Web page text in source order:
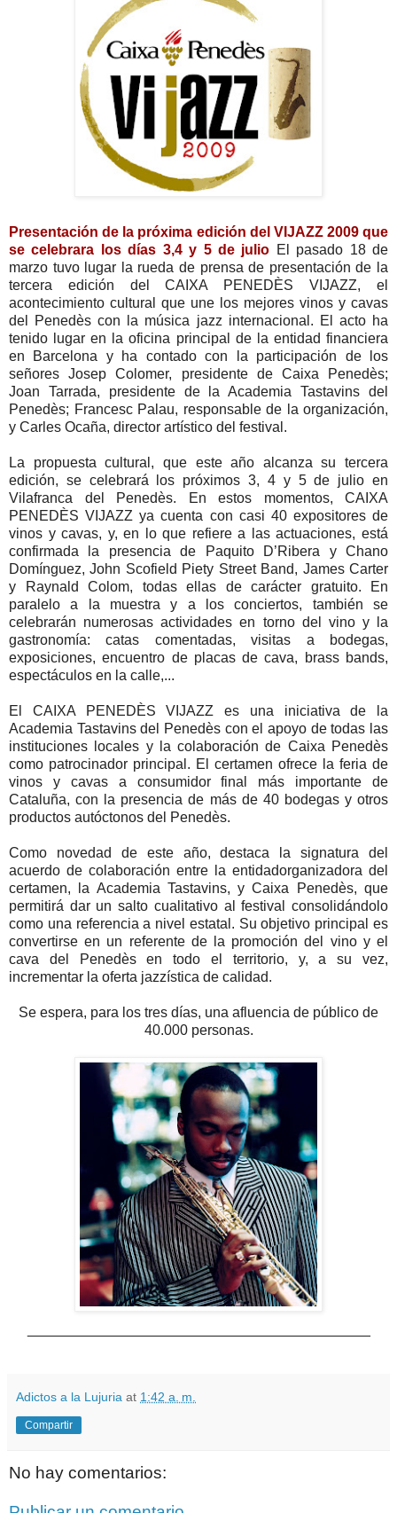
Presentación de la próxima edición del VIJAZZ 2009 que
se celebrara los días 3,4 y 5 de julio El pasado 18 de
marzo tuvo lugar la rueda de prensa de presentación de la
tercera edición del CAIXA PENEDÈS VIJAZZ, el
acontecimiento cultural que une los mejores vinos y cavas
del Penedès con la música jazz internacional. El acto ha
tenido lugar en la oficina principal de la entidad financiera
en Barcelona y ha contado con la participación de los
señores Josep Colomer, presidente de Caixa Penedès;
Joan Tarrada, presidente de la Academia Tastavins del
Penedès; Francesc Palau, responsable de la organización,
y Carles Ocaña, director artístico del festival.
La propuesta cultural, que este año alcanza su tercera
edición, se celebrará los próximos 3, 4 y 5 de julio en
Vilafranca del Penedès. En estos momentos, CAIXA
PENEDÈS VIJAZZ ya cuenta con casi 40 expositores de
vinos y cavas, y, en lo que refiere a las actuaciones, está
confirmada la presencia de Paquito D’Ribera y Chano
Domínguez, John Scofield Piety Street Band, James Carter
y Raynald Colom, todas ellas de carácter gratuito. En
paralelo a la muestra y a los conciertos, también se
celebrarán numerosas actividades en torno del vino y la
gastronomía: catas comentadas, visitas a bodegas,
exposiciones, encuentro de placas de cava, brass bands,
espectáculos en la calle,...
El CAIXA PENEDÈS VIJAZZ es una iniciativa de la
Academia Tastavins del Penedès con el apoyo de todas las
instituciones locales y la colaboración de Caixa Penedès
como patrocinador principal. El certamen ofrece la feria de
vinos y cavas a consumidor final más importante de
Cataluña, con la presencia de más de 40 bodegas y otros
productos autóctonos del Penedès.
Como novedad de este año, destaca la signatura del
acuerdo de colaboración entre la entidadorganizadora del
certamen, la Academia Tastavins, y Caixa Penedès, que
permitirá dar un salto cualitativo al festival consolidándolo
como una referencia a nivel estatal. Su objetivo principal es
convertirse en un referente de la promoción del vino y el
cava del Penedès en todo el territorio, y, a su vez,
incrementar la oferta jazzística de calidad.
Se espera, para los tres días, una afluencia de público de
40.000 personas.
Adictos a la Lujuria at 1:42 a. m.
Compartir
No hay comentarios: